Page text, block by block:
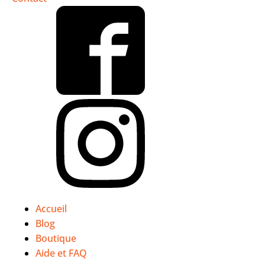
Accueil
Blog
Boutique
Aide et FAQ